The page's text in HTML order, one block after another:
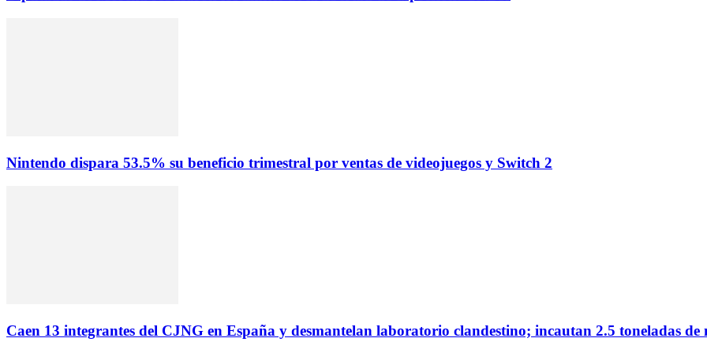
Nintendo dispara 53.5% su beneficio trimestral por ventas de videojuegos y Switch 2
Caen 13 integrantes del CJNG en España y desmantelan laboratorio clandestino; incautan 2.5 toneladas de